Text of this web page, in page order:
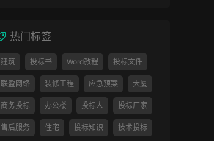
热门标签
建筑 投标书 Word教程 投标文件
联盈网络 装修工程 应急预案 大厦
商务投标 办公楼 投标人 投标厂家
售后服务 住宅 投标知识 技术投标